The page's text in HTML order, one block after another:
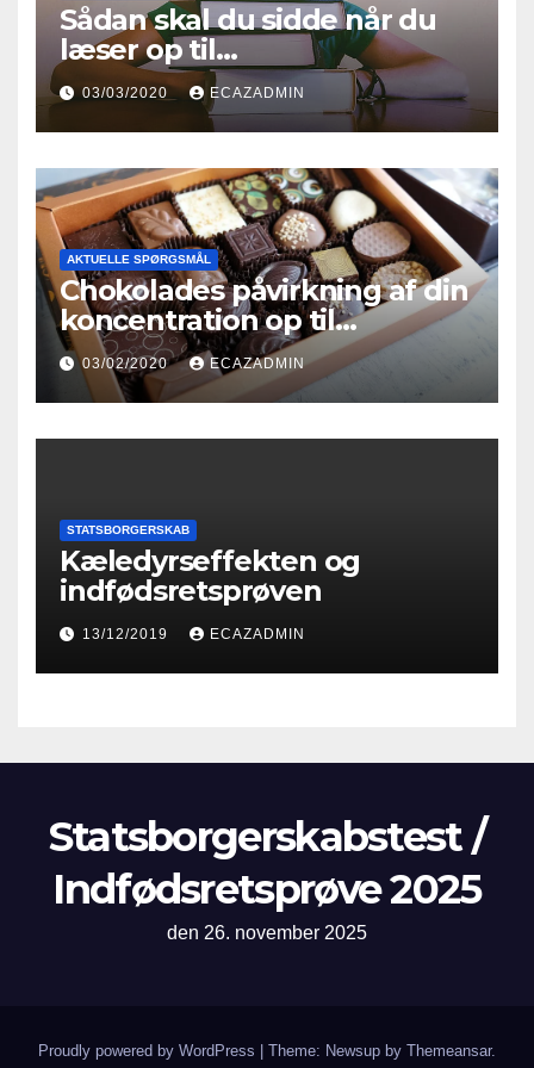
Sådan skal du sidde når du
læser op til
indfødsretsprøven
03/03/2020 ECAZADMIN
AKTUELLE SPØRGSMÅL
Chokolades påvirkning af din
koncentration op til
indfødsretsprøven
03/02/2020 ECAZADMIN
STATSBORGERSKAB
Kæledyrseffekten og
indfødsretsprøven
13/12/2019 ECAZADMIN
Statsborgerskabstest /
Indfødsretsprøve 2025
den 26. november 2025
Proudly powered by WordPress | Theme: Newsup by Themeansar.